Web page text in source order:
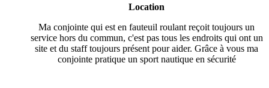
Location
Ma conjointe qui est en fauteuil roulant reçoit toujours un
service hors du commun, c'est pas tous les endroits qui ont un
site et du staff toujours présent pour aider. Grâce à vous ma
conjointe pratique un sport nautique en sécurité